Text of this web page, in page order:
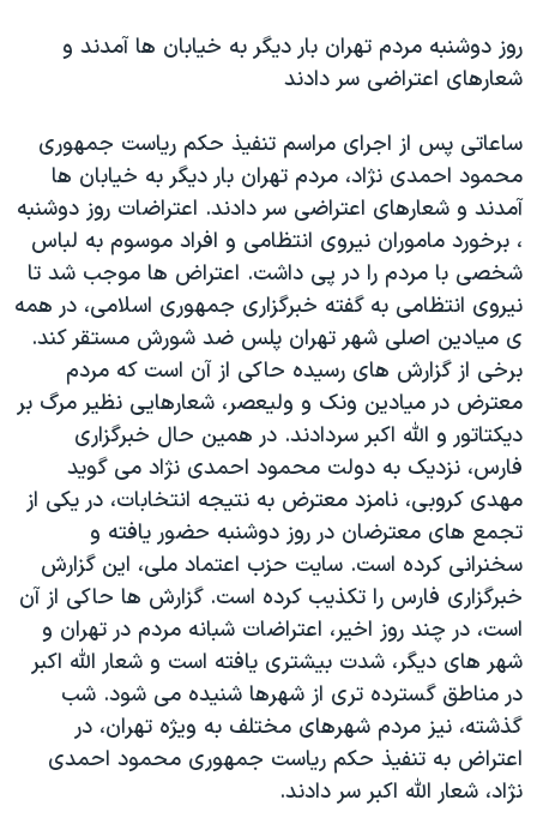
روز دوشنبه مردم تهران بار ديگر به خيابان ها آمدند و
شعارهای اعتراضی سر دادند
ساعاتی پس از اجرای مراسم تنفيذ حکم رياست جمهوری
محمود احمدی نژاد، مردم تهران بار ديگر به خيابان ها
آمدند و شعارهای اعتراضی سر دادند. اعتراضات روز دوشنبه
، برخورد ماموران نيروی انتظامی و افراد موسوم به لباس
شخصی با مردم را در پی داشت. اعتراض ها موجب شد تا
نيروی انتظامی به گفته خبرگزاری جمهوری اسلامی، در همه
ی ميادين اصلی شهر تهران پلس ضد شورش مستقر کند.
برخی از گزارش های رسيده حاکی از آن است که مردم
معترض در ميادين ونک و وليعصر، شعارهايی نظير مرگ بر
ديکتاتور و الله اکبر سردادند. در همين حال خبرگزاری
فارس، نزديک به دولت محمود احمدی نژاد می گويد
مهدی کروبی، نامزد معترض به نتيجه انتخابات، در يکی از
تجمع های معترضان در روز دوشنبه حضور يافته و
سخنرانی کرده است. سايت حزب اعتماد ملی، اين گزارش
خبرگزاری فارس را تکذيب کرده است. گزارش ها حاکی از آن
است، در چند روز اخير، اعتراضات شبانه مردم در تهران و
شهر های ديگر، شدت بيشتری يافته است و شعار الله اکبر
در مناطق گسترده تری از شهرها شنيده می شود. شب
گذشته، نيز مردم شهرهای مختلف به ويژه تهران، در
اعتراض به تنفيذ حکم رياست جمهوری محمود احمدی
نژاد، شعار الله اکبر سر دادند.